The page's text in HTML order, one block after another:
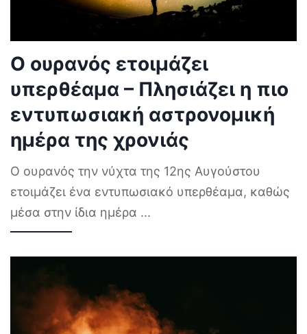
Ο ουρανός ετοιμάζει
υπερθέαμα – Πλησιάζει η πιο
εντυπωσιακή αστρονομική
ημέρα της χρονιάς
Ο ουρανός την νύχτα της 12ης Αυγούστου
ετοιμάζει ένα εντυπωσιακό υπερθέαμα, καθώς
μέσα στην ίδια ημέρα ...